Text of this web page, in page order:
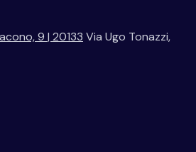
9 | 20133 Via Ugo Tonazzi,